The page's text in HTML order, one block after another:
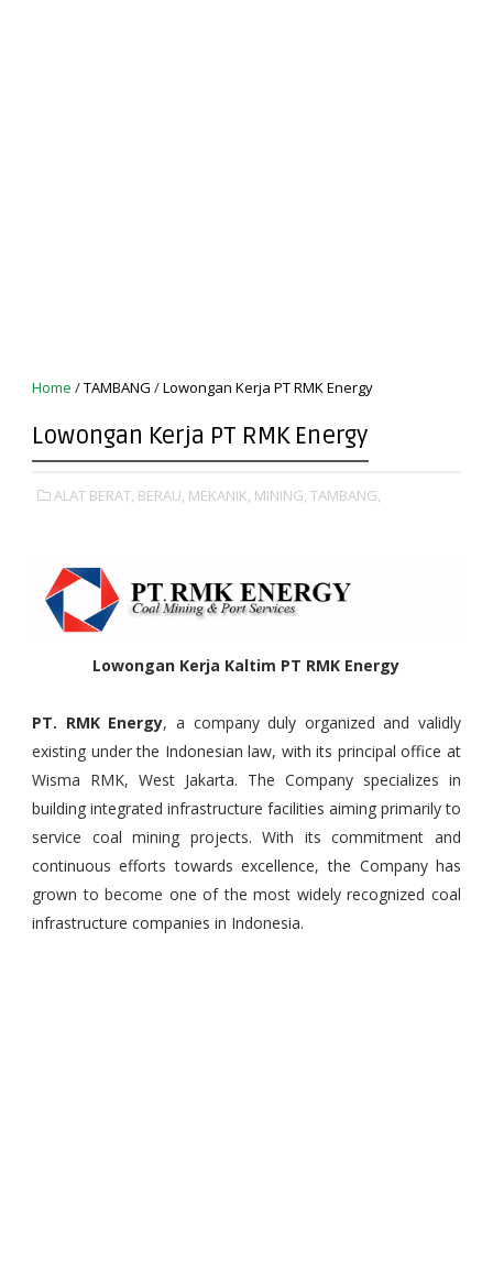
Home /TAMBANG /Lowongan Kerja PT RMK Energy
Lowongan Kerja PT RMK Energy
ALAT BERAT, BERAU, MEKANIK, MINING, TAMBANG,
Lowongan Kerja Kaltim PT RMK Energy
PT. RMK Energy, a company duly organized and validly
existing under the Indonesian law, with its principal office at
Wisma RMK, West Jakarta. The Company specializes in
building integrated infrastructure facilities aiming primarily to
service coal mining projects. With its commitment and
continuous efforts towards excellence, the Company has
grown to become one of the most widely recognized coal
infrastructure companies in Indonesia.